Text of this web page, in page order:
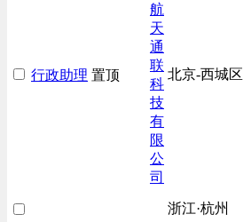
行政助理 置顶
航
天
通
联
科
技
有
限
公
司
北京-西城区
浙江·杭州